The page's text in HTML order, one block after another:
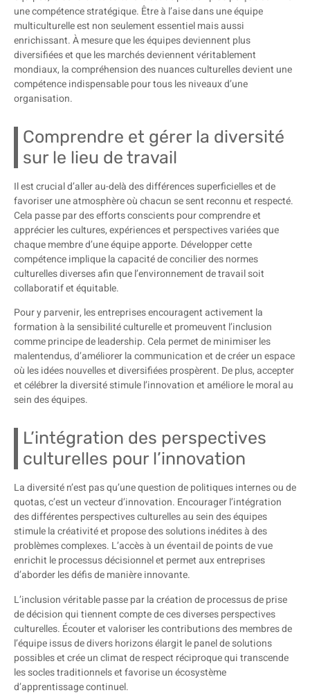
une compétence stratégique. Être à l’aise dans une équipe
multiculturelle est non seulement essentiel mais aussi
enrichissant. À mesure que les équipes deviennent plus
diversifiées et que les marchés deviennent véritablement
mondiaux, la compréhension des nuances culturelles devient une
compétence indispensable pour tous les niveaux d’une
organisation.
Comprendre et gérer la diversité
sur le lieu de travail
Il est crucial d’aller au-delà des différences superficielles et de
favoriser une atmosphère où chacun se sent reconnu et respecté.
Cela passe par des efforts conscients pour comprendre et
apprécier les cultures, expériences et perspectives variées que
chaque membre d’une équipe apporte. Développer cette
compétence implique la capacité de concilier des normes
culturelles diverses afin que l’environnement de travail soit
collaboratif et équitable.
Pour y parvenir, les entreprises encouragent activement la
formation à la sensibilité culturelle et promeuvent l’inclusion
comme principe de leadership. Cela permet de minimiser les
malentendus, d’améliorer la communication et de créer un espace
où les idées nouvelles et diversifiées prospèrent. De plus, accepter
et célébrer la diversité stimule l’innovation et améliore le moral au
sein des équipes.
L’intégration des perspectives
culturelles pour l’innovation
La diversité n’est pas qu’une question de politiques internes ou de
quotas, c’est un vecteur d’innovation. Encourager l’intégration
des différentes perspectives culturelles au sein des équipes
stimule la créativité et propose des solutions inédites à des
problèmes complexes. L’accès à un éventail de points de vue
enrichit le processus décisionnel et permet aux entreprises
d’aborder les défis de manière innovante.
L’inclusion véritable passe par la création de processus de prise
de décision qui tiennent compte de ces diverses perspectives
culturelles. Écouter et valoriser les contributions des membres de
l’équipe issus de divers horizons élargit le panel de solutions
possibles et crée un climat de respect réciproque qui transcende
les socles traditionnels et favorise un écosystème
d’apprentissage continuel.